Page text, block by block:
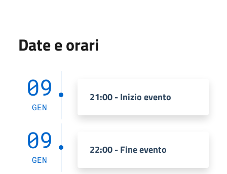
Date e orari
09
GEN
21:00 - Inizio evento
09
GEN
22:00 - Fine evento